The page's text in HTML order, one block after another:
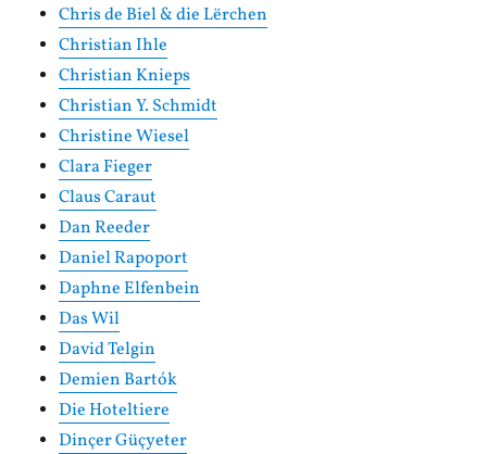
Chris de Biel & die Lërchen
Christian Ihle
Christian Knieps
Christian Y. Schmidt
Christine Wiesel
Clara Fieger
Claus Caraut
Dan Reeder
Daniel Rapoport
Daphne Elfenbein
Das Wil
David Telgin
Demien Bartók
Die Hoteltiere
Dinçer Güçyeter